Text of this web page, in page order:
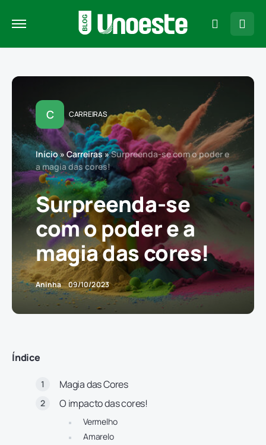
C CARREIRAS
Início»Carreiras»Surpreenda-se com o poder e
a magia das cores!
Surpreenda-se
com o poder e a
magia das cores!
Aninha 09/10/2023
Índice
Magia das Cores
O impacto das cores!
Vermelho
Amarelo